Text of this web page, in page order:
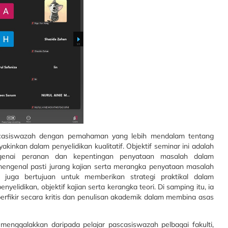
dengan pemahaman yang lebih mendalam tentang
dalam penyelidikan kualitatif. Objektif seminar ini adalah
peranan dan kepentingan penyataan masalah dalam
pasti jurang kajian serta merangka penyataan masalah
bertujuan untuk memberikan strategi praktikal dalam
objektif kajian serta kerangka teori. Di samping itu, ia
secara kritis dan penulisan akademik dalam membina asas
daripada pelajar pascasiswazah pelbagai fakulti,